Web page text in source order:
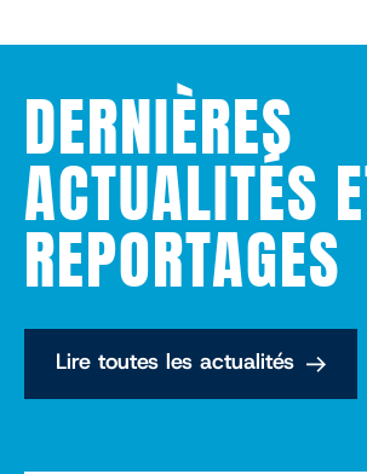
DERNIÈRES
ACTUALITÉS
REPORTAGES
Lire toutes les actualités